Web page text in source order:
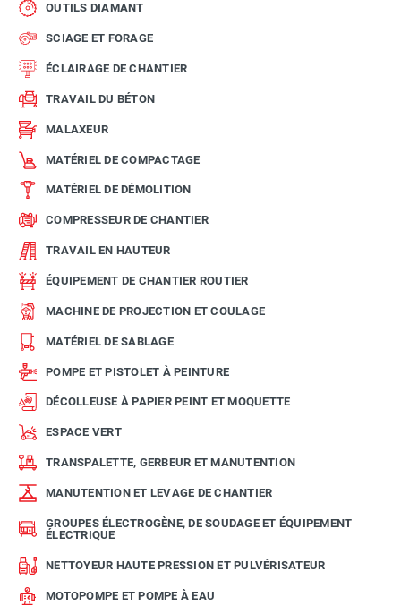
OUTILS DIAMANT
SCIAGE ET FORAGE
ÉCLAIRAGE DE CHANTIER
TRAVAIL DU BÉTON
MALAXEUR
MATÉRIEL DE COMPACTAGE
MATÉRIEL DE DÉMOLITION
COMPRESSEUR DE CHANTIER
TRAVAIL EN HAUTEUR
ÉQUIPEMENT DE CHANTIER ROUTIER
MACHINE DE PROJECTION ET COULAGE
MATÉRIEL DE SABLAGE
POMPE ET PISTOLET À PEINTURE
DÉCOLLEUSE À PAPIER PEINT ET MOQUETTE
ESPACE VERT
TRANSPALETTE, GERBEUR ET MANUTENTION
MANUTENTION ET LEVAGE DE CHANTIER
GROUPES ÉLECTROGÈNE, DE SOUDAGE ET ÉQUIPEMENT
ÉLECTRIQUE
NETTOYEUR HAUTE PRESSION ET PULVÉRISATEUR
MOTOPOMPE ET POMPE À EAU